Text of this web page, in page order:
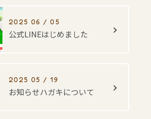
2025 06 / 05
公式LINEはじめました
2025 05 / 19
お知らせハガキについて